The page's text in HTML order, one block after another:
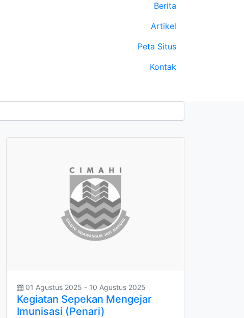
Berita
Artikel
Peta Situs
Kontak
01 Agustus 2025 - 10 Agustus 2025
Kegiatan Sepekan Mengejar
Imunisasi (Penari)